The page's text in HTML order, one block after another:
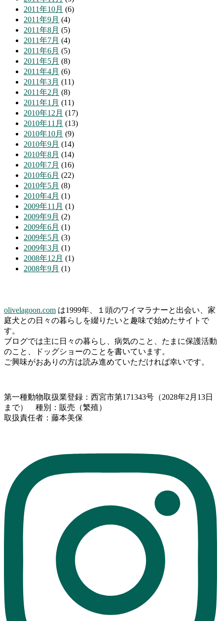
2011年10月 (6)
2011年9月 (4)
2011年8月 (5)
2011年7月 (4)
2011年6月 (5)
2011年5月 (8)
2011年4月 (6)
2011年3月 (11)
2011年2月 (8)
2011年1月 (11)
2010年12月 (17)
2010年11月 (13)
2010年10月 (9)
2010年9月 (14)
2010年8月 (14)
2010年7月 (16)
2010年6月 (22)
2010年5月 (8)
2010年4月 (1)
2009年11月 (1)
2009年9月 (2)
2009年6月 (1)
2009年5月 (3)
2009年3月 (1)
2008年12月 (1)
2008年9月 (1)
olivelagoon.com は1999年、１頭のワイマラナーと出会い、家
庭犬との日々の暮らしを綴りたいと趣味で始めたサイトで
す。
ブログでは主に日々の暮らし、病気のこと、たまに保護活動
のこと、ドッグショーのことを書いています。
ご興味がおありの方は読み進めていただければ幸いです。
第一種動物取扱業登録：西宮市第171343号（2028年2月13日
まで） 種別：販売（繁殖）
取扱責任者：藤本美保